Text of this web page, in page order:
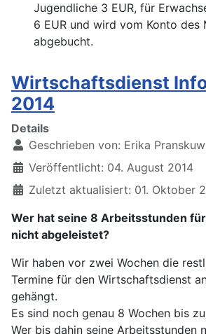
Jugendliche 3 EUR, für
6 EUR und wird vom Konto des
abgebucht.
Wirtschaftsdienst
2014
Details
Geschrieben von: Erika
Veröffentlicht: 04. August 2014
Zuletzt aktualisiert: 01. Oktober
Wer hat seine 8 Arbeitsstunden
nicht abgeleistet?
Wir haben vor zwei Wochen die
Termine für den Wirtschaftsdienst
gehängt.
Es sind noch genau 8 Wochen bis
Wer bis dahin seine Arbeitsstunden